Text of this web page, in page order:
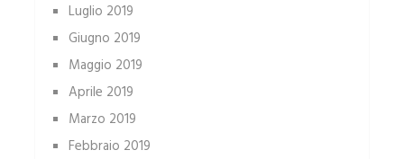
Luglio 2019
Giugno 2019
Maggio 2019
Aprile 2019
Marzo 2019
Febbraio 2019